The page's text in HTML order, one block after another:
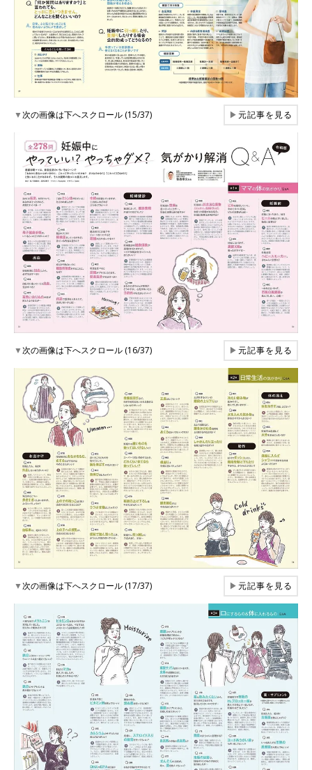
▼次の画像は下へスクロール (15/37) ▶元記事を見る
▼次の画像は下へスクロール (16/37) ▶元記事を見る
▼次の画像は下へスクロール (17/37) ▶元記事を見る